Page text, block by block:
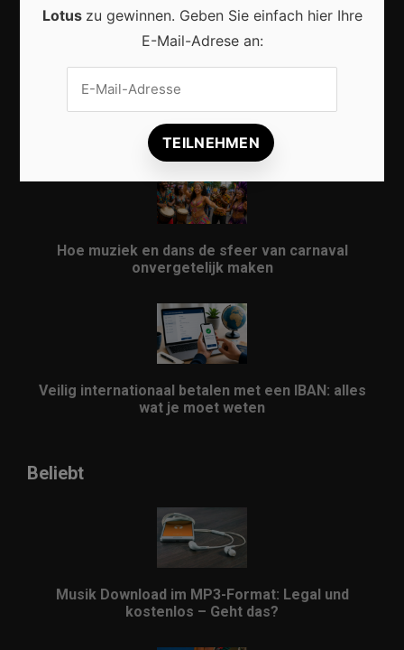
Vrijwilligers maken van carnaval een onvergetelijk
evenement
Hoe muziek en dans de sfeer van carnaval
onvergetelijk maken
Veilig internationaal betalen met een IBAN: alles
wat je moet weten
Beliebt
Musik Download im MP3-Format: Legal und
kostenlos – Geht das?
Lotus zu gewinnen. Geben Sie einfach hier Ihre
E-Mail-Adrese an: